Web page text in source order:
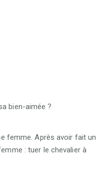
bien-aimée ?
femme. Après avoir fait un
: tuer le chevalier à